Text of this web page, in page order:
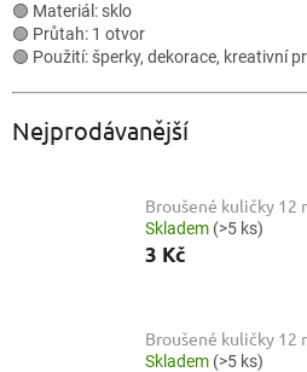
🟢 Materiál: sklo
🟢 Průtah: 1 otvor
🟢 Použití: šperky, dekorace, kreativní
Nejprodávanější
Broušené kuličky 12
Skladem (>5 ks)
3 Kč
Broušené kuličky 12
Skladem (>5 ks)